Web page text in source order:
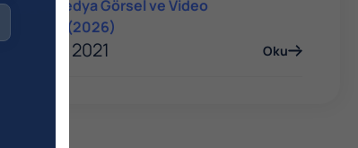
Sosyal Medya Görsel ve Video
Boyutları (2026)
06 Ocak 2021 Oku